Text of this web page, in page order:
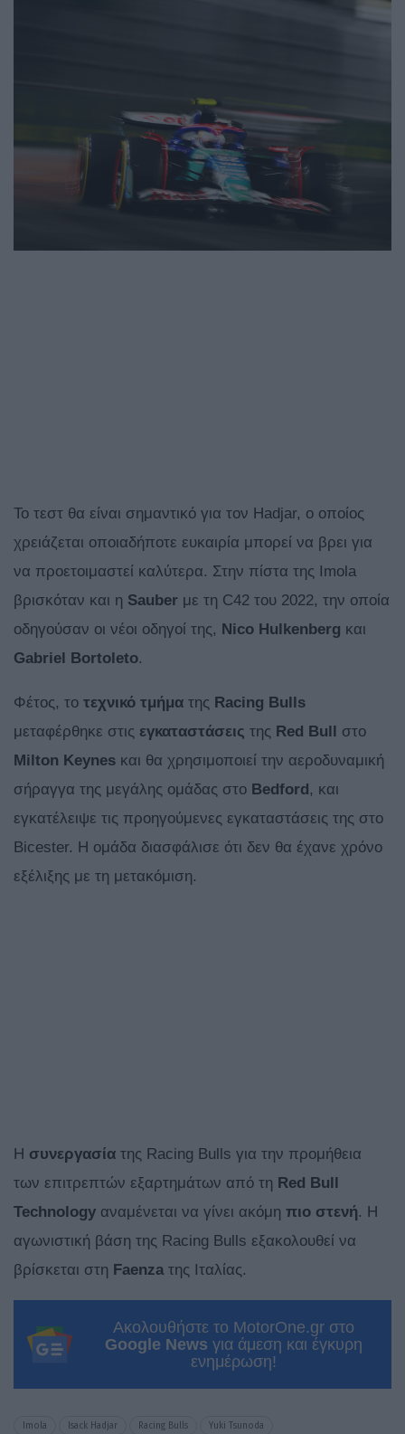
Το τεστ θα είναι σημαντικό για τον Hadjar, ο οποίος
χρειάζεται οποιαδήποτε ευκαιρία μπορεί να βρει για
να προετοιμαστεί καλύτερα. Στην πίστα της Imola
βρισκόταν και η Sauber με τη C42 του 2022, την οποία
οδηγούσαν οι νέοι οδηγοί της, Nico Ηulkenberg και
Gabriel
Bortoleto.
Φέτος, το τεχνικό τμήμα της Racing Bulls
μεταφέρθηκε στις εγκαταστάσεις της Red Bull
στο
Milton Keynes και θα χρησιμοποιεί την αεροδυναμική
σήραγγα της μεγάλης ομάδας στο Bedford , και
εγκατέλειψε τις προηγούμενες εγκαταστάσεις της στο
Bicester. Η ομάδα διασφάλισε ότι δεν θα έχανε χρόνο
εξέλιξης με τη μετακόμιση.
Η συνεργασία της Racing Bulls για την προμήθεια
των επιτρεπτών εξαρτημάτων από τη Red Bull
Technology αναμένεται να γίνει ακόμη πιο στενή. Η
αγωνιστική βάση της Racing Bulls εξακολουθεί να
βρίσκεται στη Faenzaτης Ιταλίας.
Ακολουθήστε το MotorOne.gr στο
Google News για άμεση και έγκυρη
ενημέρωση!
Imola Isack Hadjar Racing Bulls Yuki Tsunoda